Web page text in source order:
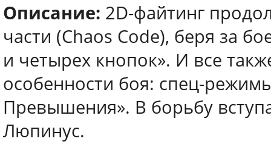
Описание: 2D-файтинг
части (Chaos Code), беря за
и четырех кнопок». И все
особенности боя: спец-
Превышения». В борьбу
Люпинус.